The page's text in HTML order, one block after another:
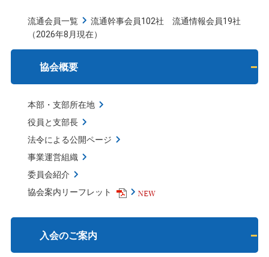
流通会員一覧
流通幹事会員102社 流通情報会員19社
（2026年8月現在）
協会概要
本部・支部所在地
役員と支部長
法令による公開ページ
事業運営組織
委員会紹介
協会案内リーフレット
入会のご案内